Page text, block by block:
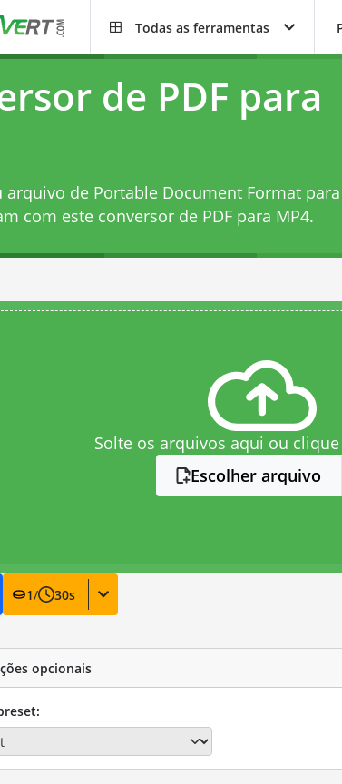
Todas as ferramentas
de PDF para
arquivo de Portable Document Format para
com este conversor de PDF para MP4.
Solte os arquivos aqui ou
Escolher arquivo
1/ 30s
opcionais